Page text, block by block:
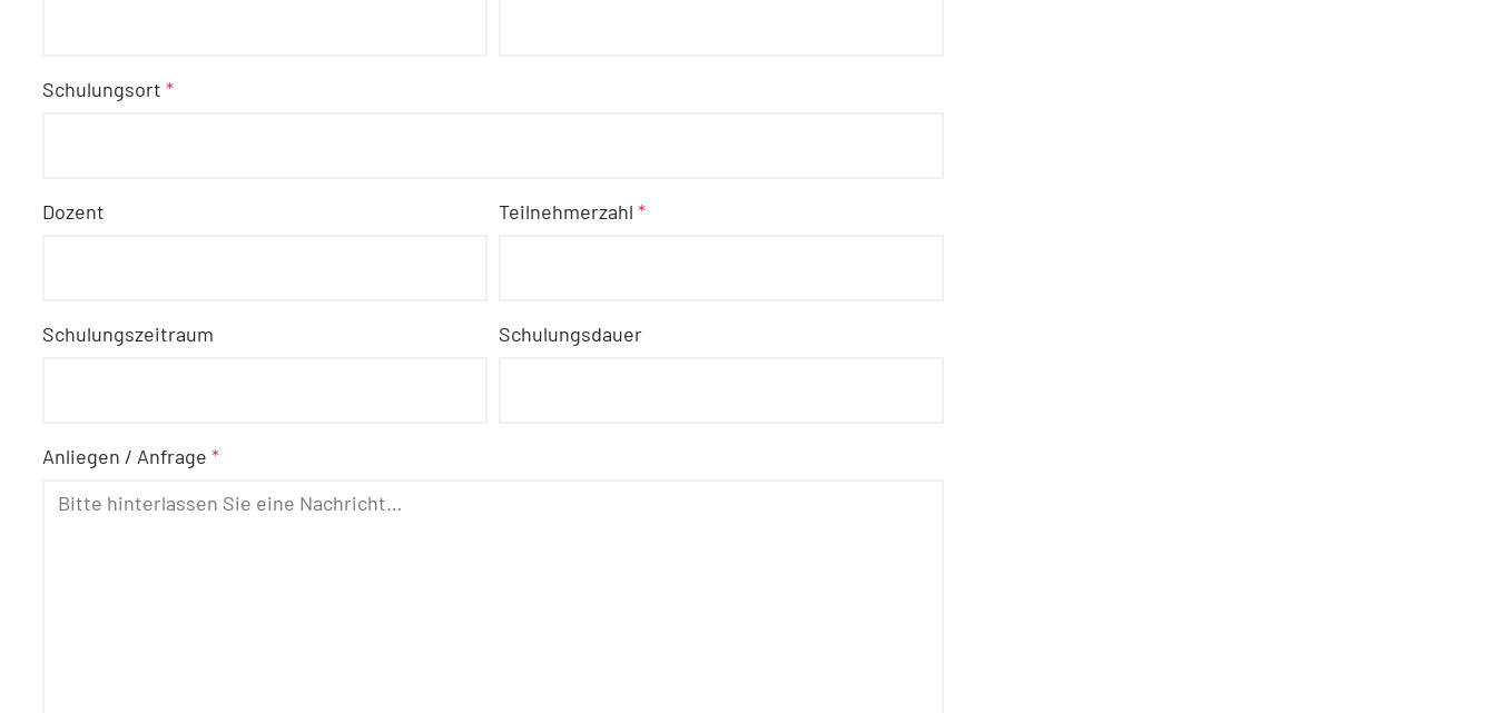
Schulungsort*
Dozent Teilnehmerzahl *
Schulungszeitraum Schulungsdauer
Anliegen / Anfrage*